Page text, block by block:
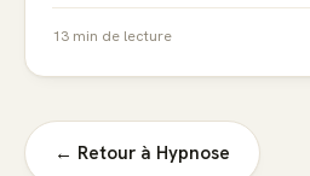
13 min de lecture
← Retour à Hypnose